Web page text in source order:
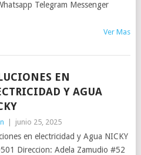
Telegram Messenger
Ver Mas
EN
Y AGUA
junio 25, 2025
en electricidad y Agua NICKY
Direccion: Adela Zamudio #52